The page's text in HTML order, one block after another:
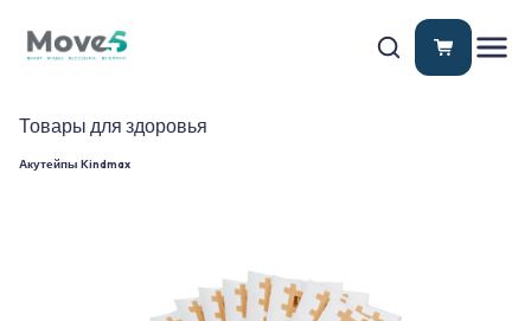
Товары для здоровья
Акутейпы Kindmax